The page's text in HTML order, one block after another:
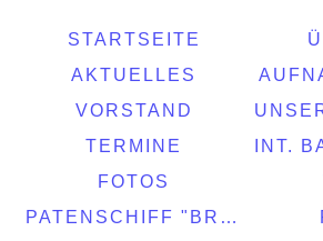
STARTSEITE
AKTUELLES
VORSTAND
TERMINE
FOTOS
PATENSCHIFF "BRASIL"